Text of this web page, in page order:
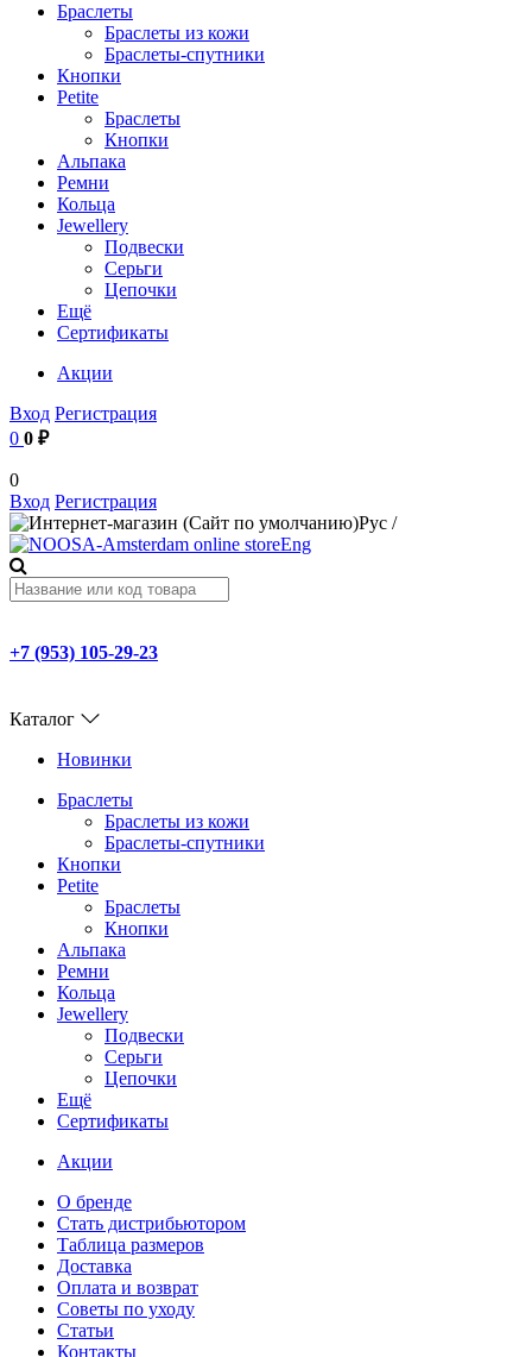
Браслеты
Браслеты из кожи
Браслеты-спутники
Кнопки
Petite
Браслеты
Кнопки
Альпака
Ремни
Кольца
Jewellery
Подвески
Серьги
Цепочки
Ещё
Сертификаты
Акции
Вход Регистрация
0 0 ₽
0
Вход Регистрация
Рус /
Eng
+7 (953) 105-29-23
Каталог
Новинки
Браслеты
Браслеты из кожи
Браслеты-спутники
Кнопки
Petite
Браслеты
Кнопки
Альпака
Ремни
Кольца
Jewellery
Подвески
Серьги
Цепочки
Ещё
Сертификаты
Акции
О бренде
Стать дистрибьютором
Таблица размеров
Доставка
Оплата и возврат
Советы по уходу
Статьи
Контакты